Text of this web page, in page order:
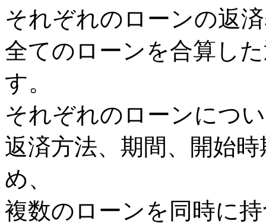
それぞれのローンの返
全てのローンを合算し
す。
それぞれのローンにつ
返済方法、期間、開始
め、
複数のローンを同時に